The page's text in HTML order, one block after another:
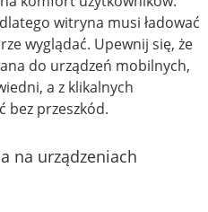
witryna musi ładować
wyglądać. Upewnij się, że
do urządzeń mobilnych,
a z klikalnych
bez przeszkód.
na urządzeniach